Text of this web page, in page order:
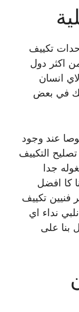
تكييف
اكثر دول
انسان
في بعض
عند وجود
التكييف
جدا
كا افضل
فنيين تكييف
نلبي نداء اي
بنا على